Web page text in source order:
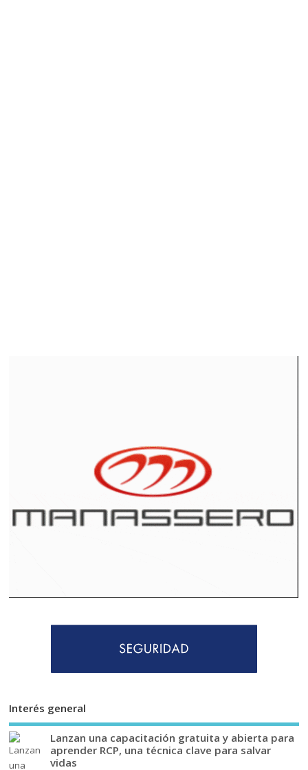
Interés general
Lanzan una capacitación gratuita y abierta para
aprender RCP, una técnica clave para salvar
vidas